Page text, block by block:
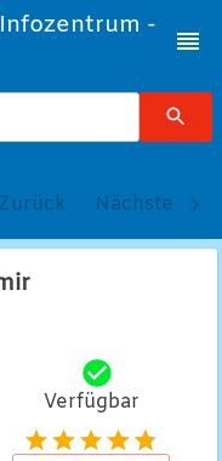
-
Zurück Nächste
Verfügbar